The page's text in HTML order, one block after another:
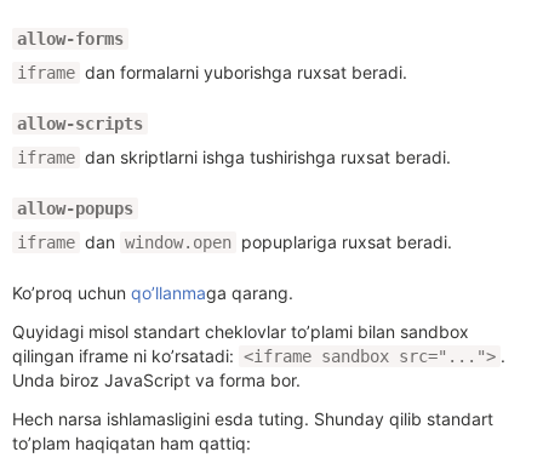
allow-forms
iframe dan formalarni yuborishga ruxsat beradi.
allow-scripts
iframe dan skriptlarni ishga tushirishga ruxsat beradi.
allow-popups
iframe dan window.open popuplariga ruxsat beradi.
Ko’proq uchun qo’llanmaga qarang.
Quyidagi misol standart cheklovlar to’plami bilan sandbox
qilingan iframe ni ko’rsatadi: <iframe sandbox src="..."> .
Unda biroz JavaScript va forma bor.
Hech narsa ishlamasligini esda tuting. Shunday qilib standart
to’plam haqiqatan ham qattiq: